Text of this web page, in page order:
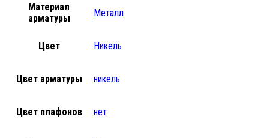
Материал
арматуры
Металл
Цвет Никель
Цвет арматуры никель
Цвет плафонов нет